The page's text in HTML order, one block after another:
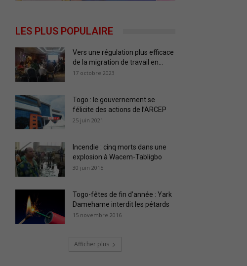
LES PLUS POPULAIRE
Vers une régulation plus efficace
de la migration de travail en...
17 octobre 2023
Togo : le gouvernement se
félicite des actions de l’ARCEP
25 juin 2021
Incendie : cinq morts dans une
explosion à Wacem-Tabligbo
30 juin 2015
Togo-fêtes de fin d’année : Yark
Damehame interdit les pétards
15 novembre 2016
Afficher plus